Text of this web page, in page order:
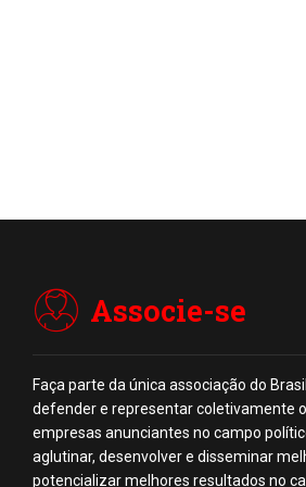
Associe-se
Faça parte da única associação do
defender e representar coletivamente
empresas anunciantes no campo
aglutinar, desenvolver e disseminar
potencializar melhores resultados no